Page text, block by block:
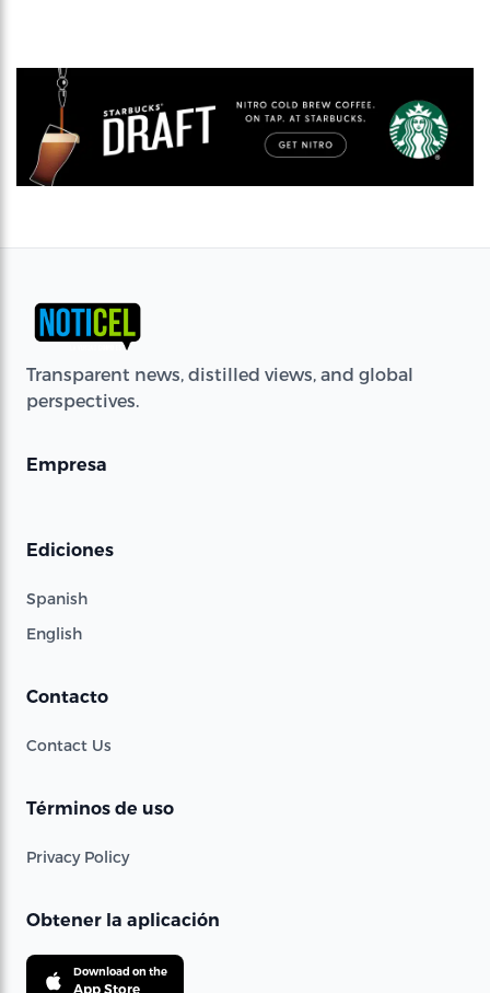
Transparent news, distilled views, and global
perspectives.
Empresa
Ediciones
Spanish
English
Contacto
Contact Us
Términos de uso
Privacy Policy
Obtener la aplicación
Download on the
App Store